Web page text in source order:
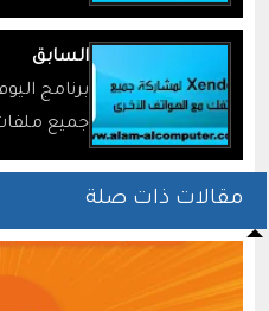
الاخبار
السابق
جميع
مقالات ذات صلة